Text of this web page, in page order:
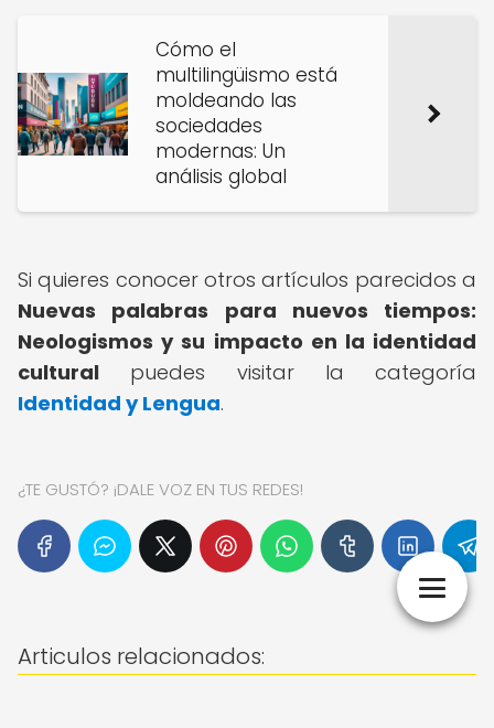
Cómo el
multilingüismo está
moldeando las
sociedades
modernas: Un
análisis global
Si quieres conocer otros artículos parecidos a
Nuevas palabras para nuevos tiempos:
Neologismos y su impacto en la identidad
cultural puedes visitar la categoría
Identidad y Lengua.
¿TE GUSTÓ? ¡DALE VOZ EN TUS REDES!
Articulos relacionados: